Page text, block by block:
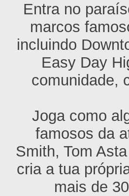
Entra no
marcos
incluindo
Easy Day
comunidade,
Joga como
famosos da
Smith, Tom
cria a tua
mais de